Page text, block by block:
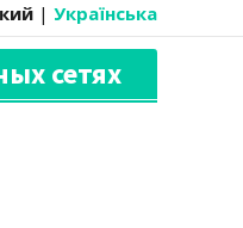
| Українська
сетях